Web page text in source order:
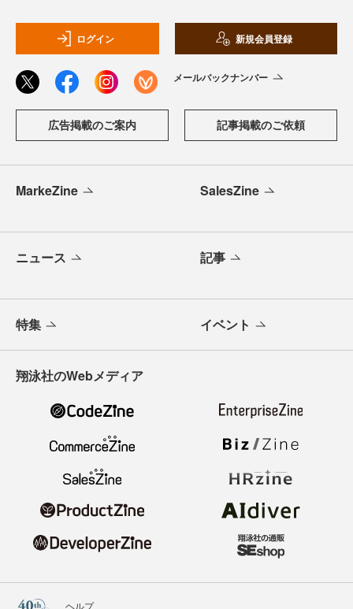
ログイン 新規会員登録
メールバックナンバー
広告掲載のご案内 記事掲載のご依頼
MarkeZine SalesZine
ニュース 記事
特集 イベント
翔泳社のWebメディア
ヘルプ